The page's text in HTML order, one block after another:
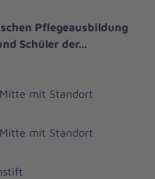
Pflegeausbildung
Schüler der...
mit Standort
mit Standort